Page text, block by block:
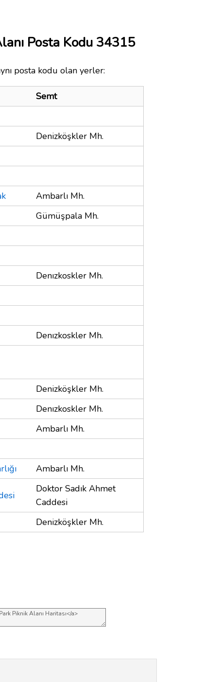
Posta Kodu 34315
posta kodu olan yerler:
Semt
Denizköşkler Mh.
Ambarlı Mh.
Gümüşpala Mh.
Denızkoskler Mh.
Denızkoskler Mh.
Denizköşkler Mh.
Denızkoskler Mh.
Ambarlı Mh.
Ambarlı Mh.
Doktor Sadık Ahmet
Caddesi
Denizköşkler Mh.